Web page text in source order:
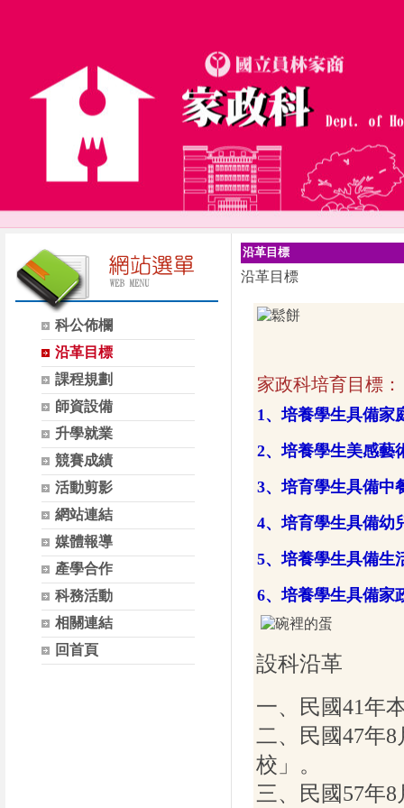
科公佈欄
沿革目標
課程規劃
師資設備
升學就業
競賽成績
活動剪影
網站連結
媒體報導
產學合作
科務活動
相關連結
回首頁
沿革目標
沿革目標
家政科培育目標：
1、培養學生具備家
2、培養學生美感藝
3、培育學生具備中
4、培育學生具備幼
5、培養學生具備生
6、培養學生具備家
設科沿革
一、民國41年
二、民國47年
校」。
三、民國57年